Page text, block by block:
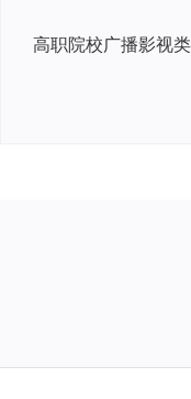
高职院校广播影视类